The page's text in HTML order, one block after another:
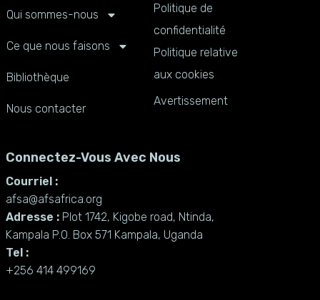
Qui sommes-nous
Ce que nous faisons
Bibliothèque
Nous contacter
Politique de
confidentialité
Politique relative
aux cookies
Avertissement
Connectez-Vous Avec Nous
Courriel :
afsa@afsafrica.org
Adresse : Plot 1742, Kigobe road, Ntinda,
Kampala P.O. Box 571 Kampala, Uganda
Tel :
+256 414 499169